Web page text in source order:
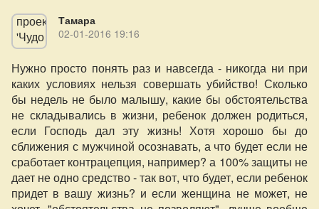
Тамара
02-01-2016 19:16
Нужно просто понять раз и навсегда - никогда ни при
каких условиях нельзя совершать убийство! Сколько
бы недель не было малышу, какие бы обстоятельства
не складывались в жизни, ребенок должен родиться,
если Господь дал эту жизнь! Хотя хорошо бы до
сближения с мужчиной осознавать, а что будет если не
сработает контрацепция, например? а 100% защиты не
дает не одно средство - так вот, что будет, если ребенок
придет в вашу жизнь? и если женщина не может, не